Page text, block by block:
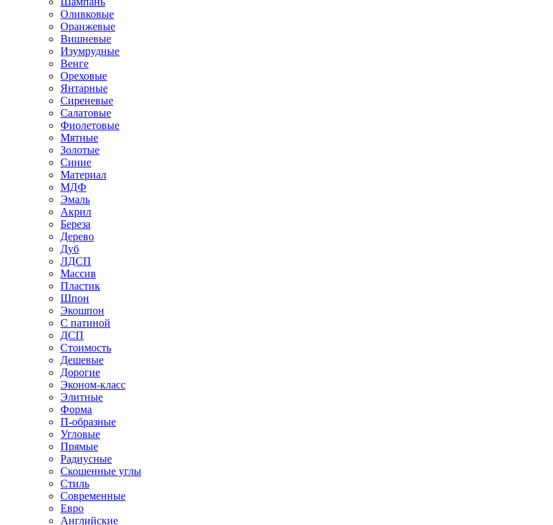
Оливковые
Оранжевые
Вишневые
Изумрудные
Венге
Ореховые
Янтарные
Сиреневые
Салатовые
Фиолетовые
Мятные
Золотые
Синие
Материал
МДФ
Эмаль
Акрил
Береза
Дерево
Дуб
ЛДСП
Массив
Пластик
Шпон
Экошпон
С патиной
ДСП
Стоимость
Дешевые
Дорогие
Эконом-класс
Элитные
Форма
П-образные
Угловые
Прямые
Радиусные
Скошенные углы
Стиль
Современные
Евро
Английские